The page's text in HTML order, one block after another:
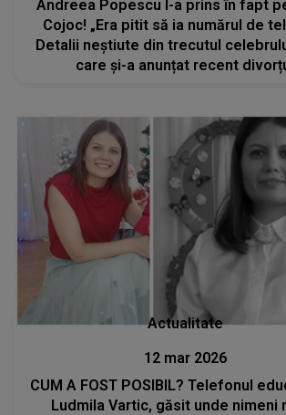
Andreea Popescu l-a prins în fapt
Cojoc! „Era pitit să ia numărul de
Detalii neștiute din trecutul
care și-a anunțat recent
Actualitate
12 mar 2026
CUM A FOST POSIBIL? Telefonul
Ludmila Vartic, găsit unde nimeni